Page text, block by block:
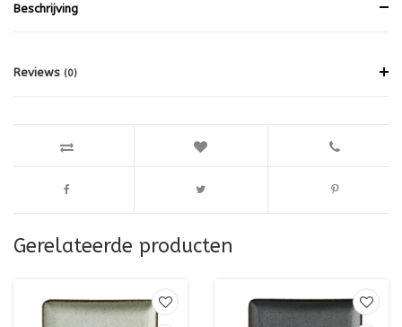
Beschrijving
Reviews (0)
Gerelateerde producten